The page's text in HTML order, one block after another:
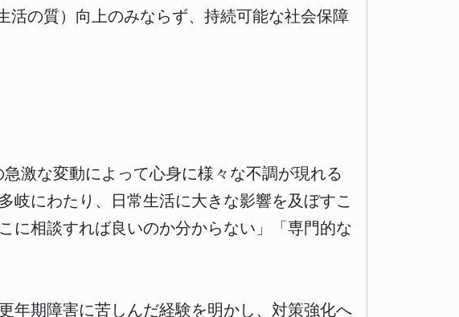
活の質）向上のみならず、持続可能な社会保障
激な変動によって心身に様々な不調が現れる
岐にわたり、日常生活に大きな影響を及ぼすこ
に相談すれば良いのか分からない」「専門的な
年期障害に苦しんだ経験を明かし、対策強化へ